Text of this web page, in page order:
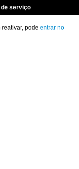
serviço
pode entrar no